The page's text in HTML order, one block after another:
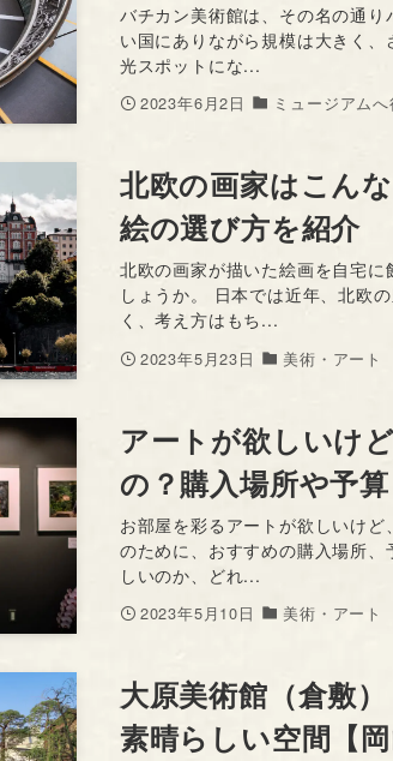
バチカン美術館は、その名の通
い国にありながら規模は大きく
光スポットにな...
2023年6月2日 ミュージアムへ
北欧の画家はこん
絵の選び方を紹介
北欧の画家が描いた絵画を自宅
しょうか。 日本では近年、北欧
く、考え方はもち...
2023年5月23日 美術・アート
アートが欲しいけ
の？購入場所や予
お部屋を彩るアートが欲しいけ
のために、おすすめの購入場所
しいのか、どれ...
2023年5月10日 美術・アート
大原美術館（倉敷
素晴らしい空間【岡